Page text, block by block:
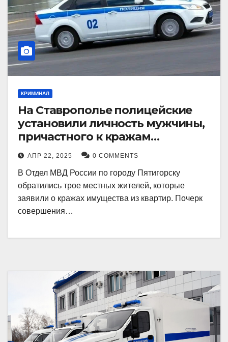
КРИМИНАЛ
На Ставрополье полицейские
установили личность мужчины,
причастного к кражам
имущества из квартир в
Пятигорске
АПР 22, 2025 0 COMMENTS
В Отдел МВД России по городу Пятигорску
обратились трое местных жителей, которые
заявили о кражах имущества из квартир. Почерк
совершения…